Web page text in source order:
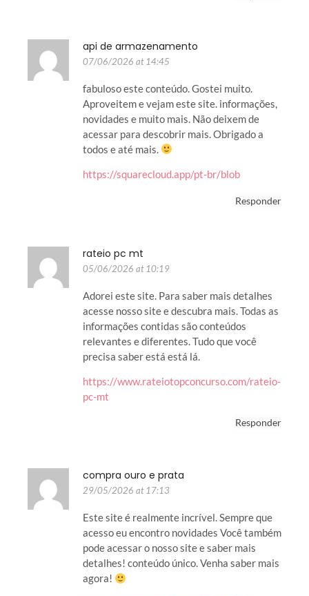
api de armazenamento
07/06/2026 at 14:45
fabuloso este conteúdo. Gostei muito.
Aproveitem e vejam este site. informações,
novidades e muito mais. Não deixem de
acessar para descobrir mais. Obrigado a
todos e até mais.
https://squarecloud.app/pt-br/blob
Responder
rateio pc mt
05/06/2026 at 10:19
Adorei este site. Para saber mais detalhes
acesse nosso site e descubra mais. Todas as
informações contidas são conteúdos
relevantes e diferentes. Tudo que você
precisa saber está está lá.
https://www.rateiotopconcurso.com/rateio-
pc-mt
Responder
compra ouro e prata
29/05/2026 at 17:13
Este site é realmente incrível. Sempre que
acesso eu encontro novidades Você também
pode acessar o nosso site e saber mais
detalhes! conteúdo único. Venha saber mais
agora!